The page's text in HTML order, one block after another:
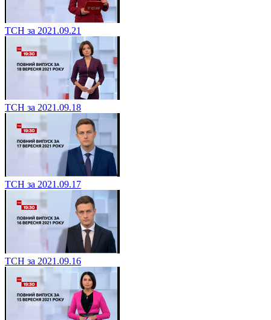
ТСН за 2021.09.21
ТСН за 2021.09.18
ТСН за 2021.09.17
ТСН за 2021.09.16